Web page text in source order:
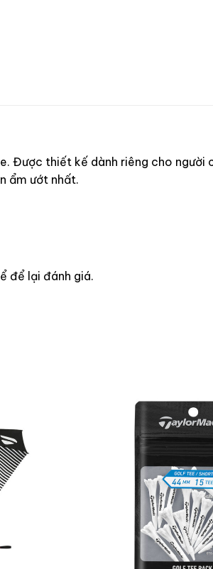
Được thiết kế dành riêng cho
ẩm ướt nhất.
để lại đánh giá.